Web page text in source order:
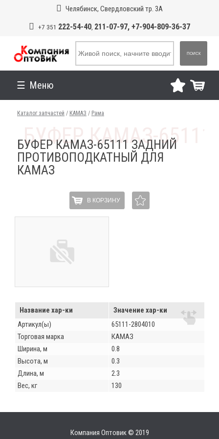
Челябинск, Свердловский тр. 3А
+7 351 222-54-40, 211-07-97, +7-904-809-36-37
ПОИСК
Меню
Каталог запчастей / КАМАЗ / Рама
БУФЕР КАМАЗ-65111 ЗАДНИЙ
ПРОТИВОПОДКАТНЫЙ ДЛЯ
КАМАЗ
В КОРЗИНУ
Название хар-ки
Значение хар-ки
Артикул(ы)
65111-2804010
Торговая марка
КАМАЗ
Ширина, м
0.8
Высота, м
0.3
Длина, м
2.3
Вес, кг
130
Компания Оптовик © 2019